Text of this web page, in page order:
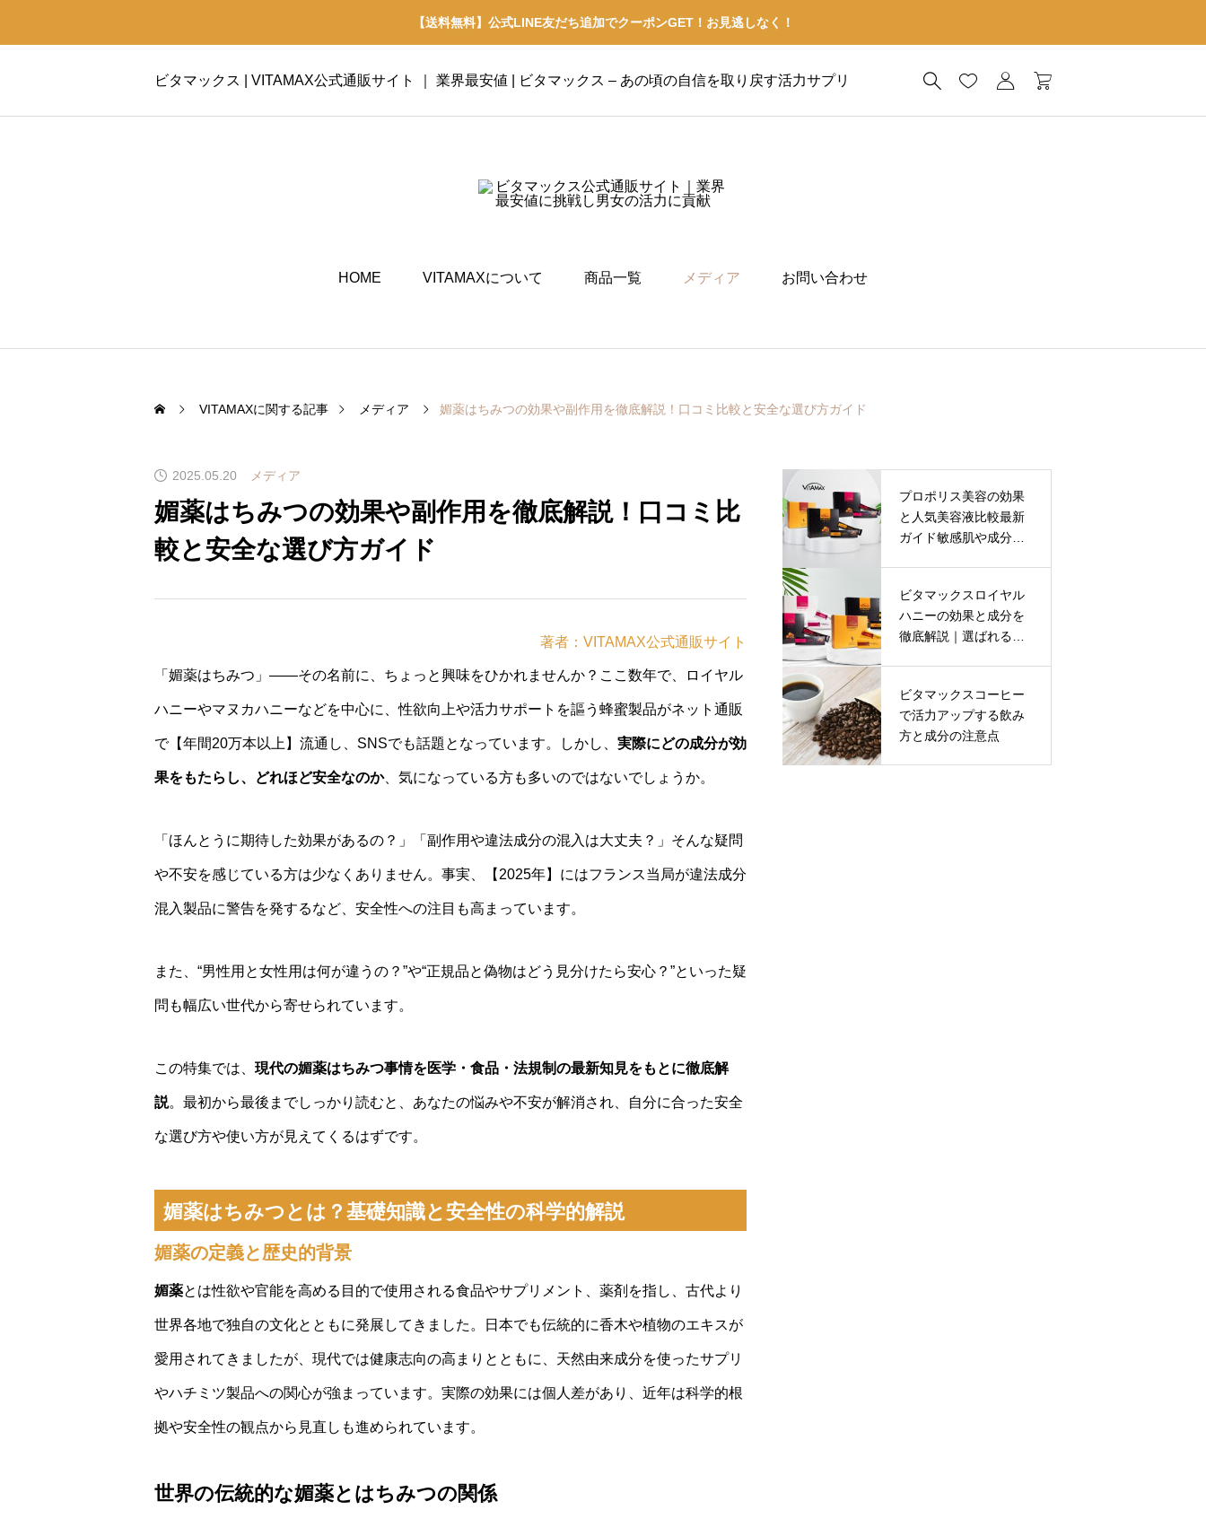
【送料無料】公式LINE友だち追加でクーポンGET！お見逃しなく！
ビタマックス | VITAMAX公式通販サイト ｜ 業界最安値 | ビタマックス – あの頃の自信を取り戻す活力サプリ
HOME VITAMAXについて 商品一覧 メディア お問い合わせ
VITAMAXに関する記事 メディア 媚薬はちみつの効果や副作用を徹底解説！口コミ比較と安全な選び方ガイド
2025.05.20 メディア
媚薬はちみつの効果や副作用を徹底解説！口コミ比
較と安全な選び方ガイド
著者：VITAMAX公式通販サイト
「媚薬はちみつ」――その名前に、ちょっと興味をひかれませんか？ここ数年で、ロイヤル
ハニーやマヌカハニーなどを中心に、性欲向上や活力サポートを謳う蜂蜜製品がネット通販
で【年間20万本以上】流通し、SNSでも話題となっています。しかし、 実際にどの成分が効
果をもたらし、どれほど安全なのか、気になっている方も多いのではないでしょうか。
「ほんとうに期待した効果があるの？」「副作用や違法成分の混入は大丈夫？」そんな疑問
や不安を感じている方は少なくありません。事実、【2025年】にはフランス当局が違法成分
混入製品に警告を発するなど、安全性への注目も高まっています。
また、“男性用と女性用は何が違うの？”や“正規品と偽物はどう見分けたら安心？”といった疑
問も幅広い世代から寄せられています。
この特集では、 現代の媚薬はちみつ事情を医学・食品・法規制の最新知見をもとに徹底解
説。最初から最後までしっかり読むと、あなたの悩みや不安が解消され、自分に合った安全
な選び方や使い方が見えてくるはずです。
媚薬はちみつとは？基礎知識と安全性の科学的解説
媚薬の定義と歴史的背景
媚薬とは性欲や官能を高める目的で使用される食品やサプリメント、薬剤を指し、古代より
世界各地で独自の文化とともに発展してきました。日本でも伝統的に香木や植物のエキスが
愛用されてきましたが、現代では健康志向の高まりとともに、天然由来成分を使ったサプリ
やハチミツ製品への関心が強まっています。実際の効果には個人差があり、近年は科学的根
拠や安全性の観点から見直しも進められています。
世界の伝統的な媚薬とはちみつの関係
プロポリス美容の効果
と人気美容液比較最新
ガイド敏感肌や成分・
ビタマックスロイヤル
ハニーの効果と成分を
徹底解説｜選ばれる理
ビタマックスコーヒー
で活力アップする飲み
方と成分の注意点